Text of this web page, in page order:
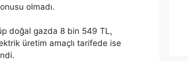
olmadı.
doğal gazda 8 bin 549 TL,
üretim amaçlı tarifede ise